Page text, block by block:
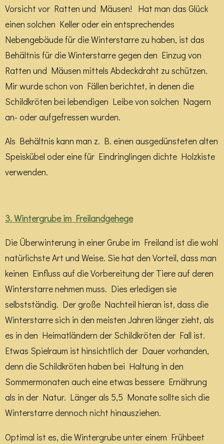
Vorsicht vor Ratten und Mäusen! Hat man das Glück
einen solchen Keller oder ein entsprechendes
Nebengebäude für die Winterstarre zu haben, ist das
Behältnis für die Winterstarre gegen den Einzug von
Ratten und Mäusen mittels Abdeckdraht zu schützen.
Mir wurde schon von Fällen berichtet, in denen die
Schildkröten bei lebendigen Leibe von solchen Nagern
an- oder aufgefressen wurden.
Als Behältnis kann man z. B. einen ausgedünsteten alten
Speiskübel oder eine für Eindringlingen dichte Holzkiste
verwenden.
3. Wintergrube im Freilandgehege
Die Überwinterung in einer Grube im Freiland ist die wohl
natürlichste Art und Weise. Sie hat den Vorteil, dass man
keinen Einfluss auf die Vorbereitung der Tiere auf deren
Winterstarre nehmen muss. Dies erledigen sie
selbstständig. Der große Nachteil hieran ist, dass die
Winterstarre sich in den meisten Jahren länger zieht, als
es in den Heimatländern der Schildkröten der Fall ist.
Etwas Spielraum ist hinsichtlich der Dauer vorhanden,
denn die Schildkröten haben bei Haltung in den
Sommermonaten auch eine etwas bessere Ernährung
als in der Natur. Länger als 5,5 Monate sollte sich die
Winterstarre dennoch nicht hinausziehen.
Optimal ist es, die Wintergrube unter einem Frühbeet